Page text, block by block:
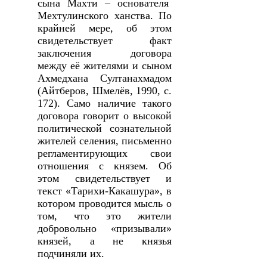
сына Махти – основателя
Мехтулинского ханства. По
крайней мере, об этом
свидетельствует факт
заключения договора
между её жителями и сыном
Ахмедхана Султанахмадом
(Айтберов, Шмелёв, 1990, с.
172). Само наличие такого
договора говорит о высокой
политической сознательной
жителей селения, письменно
регламентирующих свои
отношения с князем. Об
этом свидетельствует и
текст «Тарихи-Какашура», в
котором проводится мысль о
том, что это жители
добровольно «призывали»
князей, а не князья
подчиняли их.